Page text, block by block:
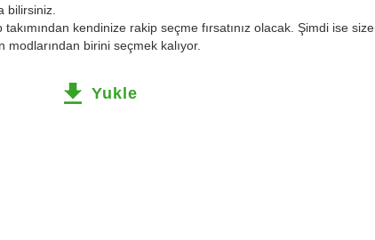
bilirsiniz.
kendinize rakip seçme fırsatınız olacak. Şimdi ise size
birini seçmek kalıyor.
Yukle